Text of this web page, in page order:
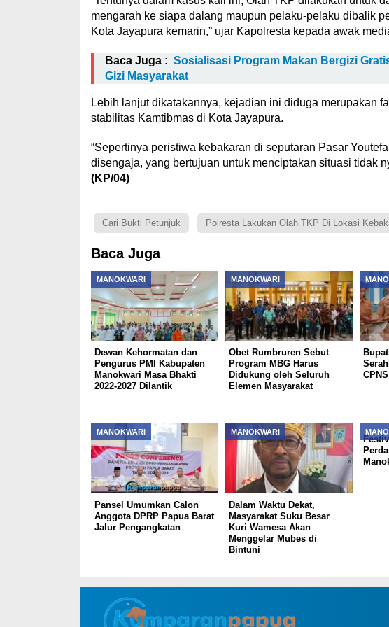
mengarah ke siapa dalang maupun pelaku-pelaku dibalik
Kota Jayapura kemarin,” ujar Kapolresta kepada awak
Baca Juga : Sosialisasi Program Makan Bergizi
Gizi Masyarakat
Lebih lanjut dikatakannya, kejadian ini diduga merupakan
stabilitas Kamtibmas di Kota Jayapura.
“Sepertinya peristiwa kebakaran di seputaran Pasar
disengaja, yang bertujuan untuk menciptakan situasi tidak
(KP/04)
Cari Bukti Petunjuk Polresta Lakukan Olah TKP Di Lokasi
Baca Juga
MANOKWARI
Dewan Kehormatan dan
Pengurus PMI Kabupaten
Manokwari Masa Bhakti
2022-2027 Dilantik
MANOKWARI
Obet Rumbruren Sebut
Program MBG Harus
Didukung oleh Seluruh
Elemen Masyarakat
MANOKWARI
Pansel Umumkan Calon
Anggota DPRP Papua Barat
Jalur Pengangkatan
MANOKWARI
Dalam Waktu Dekat,
Masyarakat Suku Besar
Kuri Wamesa Akan
Menggelar Mubes di
Bintuni